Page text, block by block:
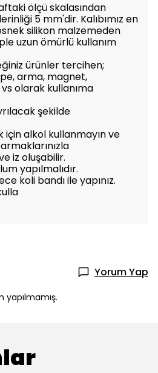
ölçü skalasından
5 mm'dir. Kalıbımız en
silikon malzemeden
uzun ömürlü kullanım
ürünler tercihen;
arma, magnet,
olarak kullanıma
şekilde
için alkol kullanmayın ve
iz oluşabilir.
yapılmalıdır.
koli bandı ile yapınız.
Yorum Yap